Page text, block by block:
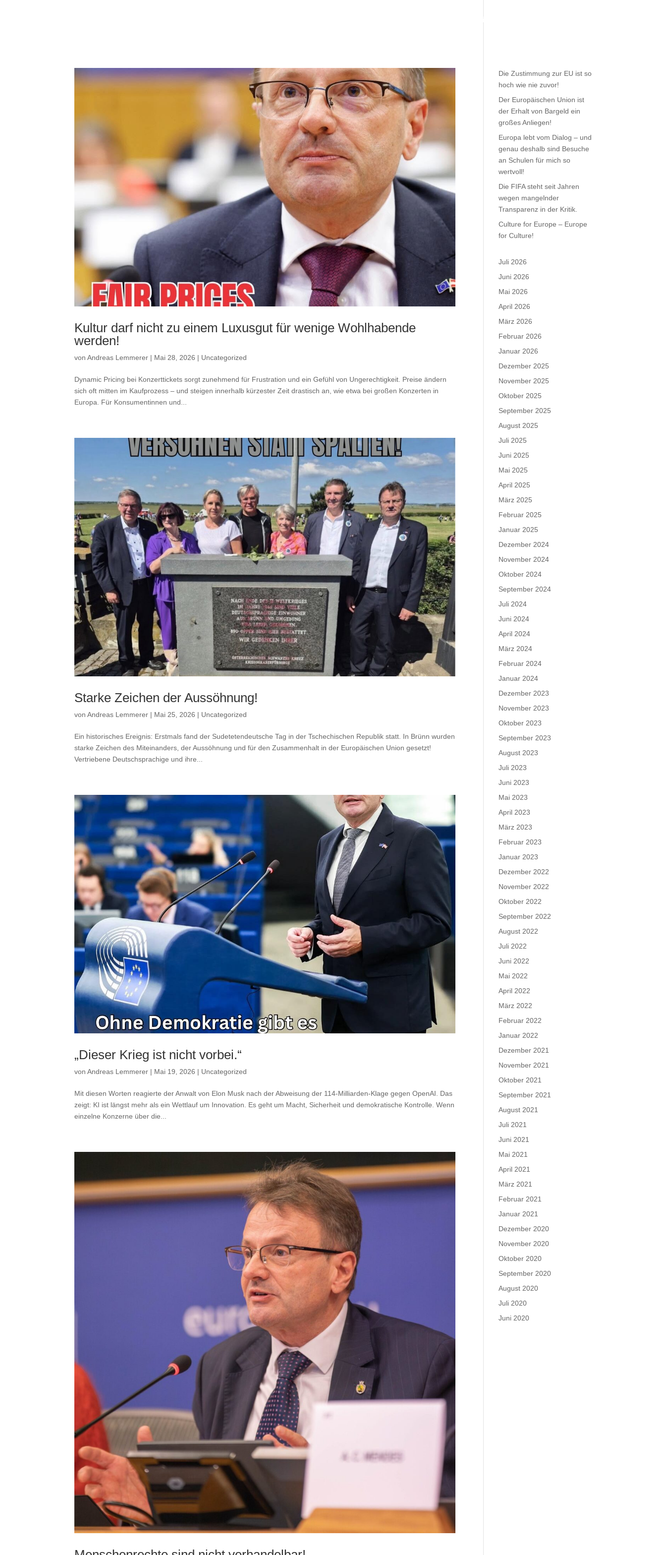
Meine Arbeit
Kultur darf nicht zu einem Luxusgut für wenige Wohlhabende
werden!
von Andreas Lemmerer| Mai 28, 2026 | Uncategorized
Dynamic Pricing bei Konzerttickets sorgt zunehmend für Frustration und ein Gefühl von Ungerechtigkeit. Preise ändern
sich oft mitten im Kaufprozess – und steigen innerhalb kürzester Zeit drastisch an, wie etwa bei großen Konzerten in
Europa. Für Konsumentinnen und...
Starke Zeichen der Aussöhnung!
von Andreas Lemmerer| Mai 25, 2026 | Uncategorized
Ein historisches Ereignis: Erstmals fand der Sudetetendeutsche Tag in der Tschechischen Republik statt. In Brünn wurden
starke Zeichen des Miteinanders, der Aussöhnung und für den Zusammenhalt in der Europäischen Union gesetzt!
Vertriebene Deutschsprachige und ihre...
„Dieser Krieg ist nicht vorbei.“
von Andreas Lemmerer| Mai 19, 2026 | Uncategorized
Mit diesen Worten reagierte der Anwalt von Elon Musk nach der Abweisung der 114-Milliarden-Klage gegen OpenAI. Das
zeigt: KI ist längst mehr als ein Wettlauf um Innovation. Es geht um Macht, Sicherheit und demokratische Kontrolle. Wenn
einzelne Konzerne über die...
Die Zustimmung zur EU ist so
hoch wie nie zuvor!
Der Europäischen Union ist
der Erhalt von Bargeld ein
großes Anliegen!
Europa lebt vom Dialog – und
genau deshalb sind Besuche
an Schulen für mich so
wertvoll!
Die FIFA steht seit Jahren
wegen mangelnder
Transparenz in der Kritik.
Culture for Europe – Europe
for Culture!
Juli 2026
Juni 2026
Mai 2026
April 2026
März 2026
Februar 2026
Januar 2026
Dezember 2025
November 2025
Oktober 2025
September 2025
August 2025
Juli 2025
Juni 2025
Mai 2025
April 2025
März 2025
Februar 2025
Januar 2025
Dezember 2024
November 2024
Oktober 2024
September 2024
Juli 2024
Juni 2024
April 2024
März 2024
Februar 2024
Januar 2024
Dezember 2023
November 2023
Oktober 2023
September 2023
August 2023
Juli 2023
Juni 2023
Mai 2023
April 2023
März 2023
Februar 2023
Januar 2023
Dezember 2022
November 2022
Oktober 2022
September 2022
August 2022
Juli 2022
Juni 2022
Mai 2022
April 2022
März 2022
Februar 2022
Januar 2022
Dezember 2021
November 2021
Oktober 2021
September 2021
August 2021
Juli 2021
Juni 2021
Mai 2021
April 2021
März 2021
Februar 2021
Januar 2021
Dezember 2020
November 2020
Oktober 2020
September 2020
August 2020
Juli 2020
Juni 2020